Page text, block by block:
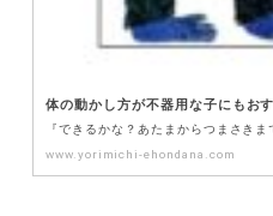
www.yorimichi-ehondana.com